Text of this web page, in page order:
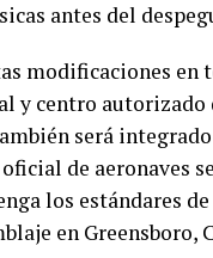
antes del
modificaciones
y centro autorizado
será
de aeronaves
los estándares
en Greensboro,